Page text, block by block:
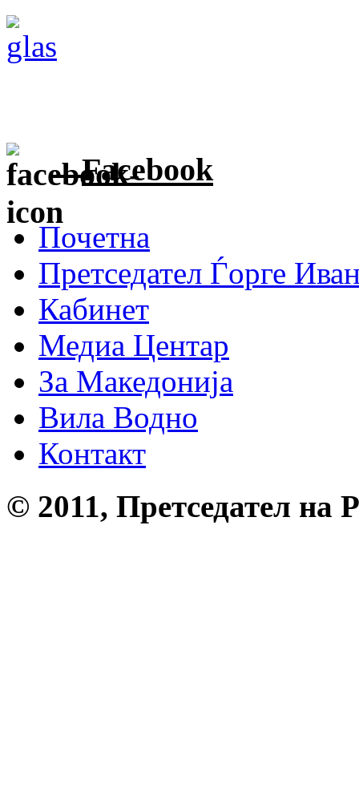
Facebook
Почетна
Претседател Ѓорге
Кабинет
Медиа Центар
За Македонија
Вила Водно
Контакт
© 2011, Претседател на